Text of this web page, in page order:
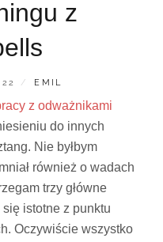
z
BY
EMIL
z odważnikami
do innych
Nie byłbym
również o wadach
trzy główne
istotne z punktu
Oczywiście wszystko